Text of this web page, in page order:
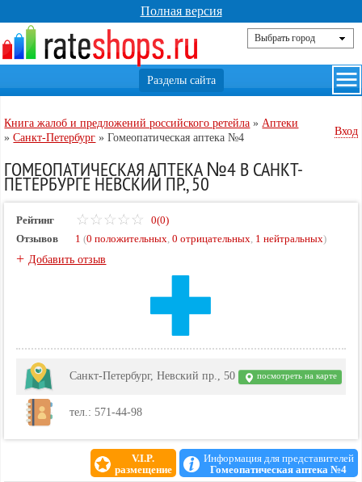
Полная версия
Книга жалоб и предложений российского ретейла »Аптеки
»Санкт-Петербург »Гомеопатическая аптека №4
Вход
ГОМЕОПАТИЧЕСКАЯ АПТЕКА №4 В САНКТ-
ПЕТЕРБУРГЕ НЕВСКИЙ ПР., 50
Рейтинг
0(0)
Отзывов
1 (0 положительных,0 отрицательных, 1 нейтральных)
+Добавить отзыв
Санкт-Петербург, Невский пр., 50 посмотреть на карте
тел.: 571-44-98
V.I.P.
размещение
Информация для представителей
Гомеопатическая аптека №4